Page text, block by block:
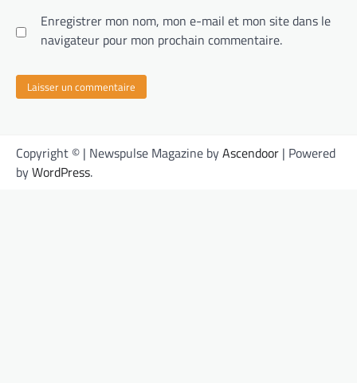
Enregistrer mon nom, mon e-mail et mon site dans le
navigateur pour mon prochain commentaire.
Copyright © | Newspulse Magazine byAscendoor | Powered
byWordPress.